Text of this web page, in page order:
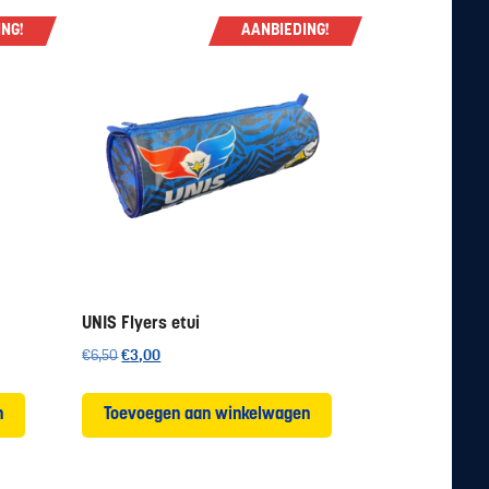
AANBIEDING!
UNIS Flyers etui
€6,50 Oorspronkelijke
€6,50.
€3,00Huidige
€3,00.
Toevoegen aan winkelwagen